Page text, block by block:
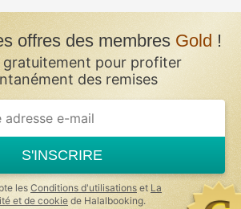
offres des membres Gold !
gratuitement pour profiter
des remises
S'INSCRIRE
les Conditions d'utilisations et La
et de cookie de Halalbooking.